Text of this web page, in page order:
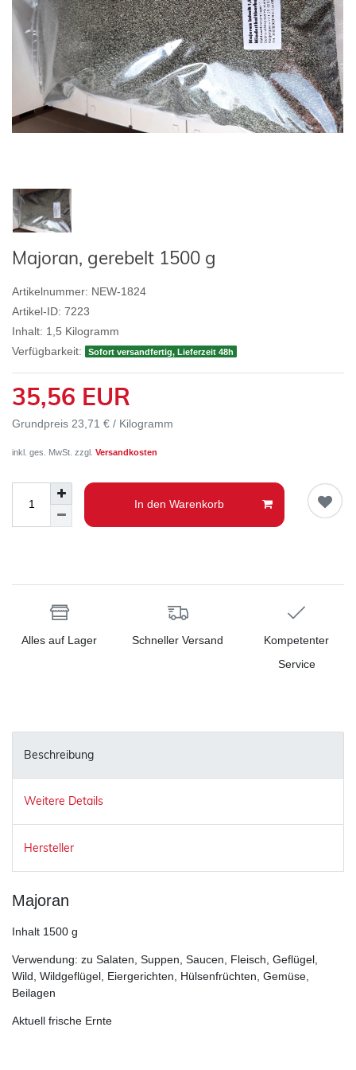
Majoran, gerebelt 1500 g
Artikelnummer: NEW-1824
Artikel-ID: 7223
Inhalt: 1,5 Kilogramm
Verfügbarkeit:
Sofort versandfertig, Lieferzeit 48h
35,56 EUR
Grundpreis 23,71 € / Kilogramm
inkl. ges. MwSt. zzgl. Versandkosten
In den Warenkorb
Alles auf Lager Schneller Versand
Kompetenter
Service
Beschreibung
Weitere Details
Hersteller
Majoran
Inhalt 1500 g
Verwendung: zu Salaten, Suppen, Saucen, Fleisch, Geflügel,
Wild, Wildgeflügel, Eiergerichten, Hülsenfrüchten, Gemüse,
Beilagen
Aktuell frische Ernte